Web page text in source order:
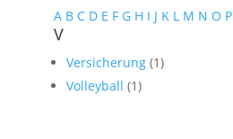
A B C D E F G H I J K L M N O P
V
Versicherung (1)
Volleyball (1)